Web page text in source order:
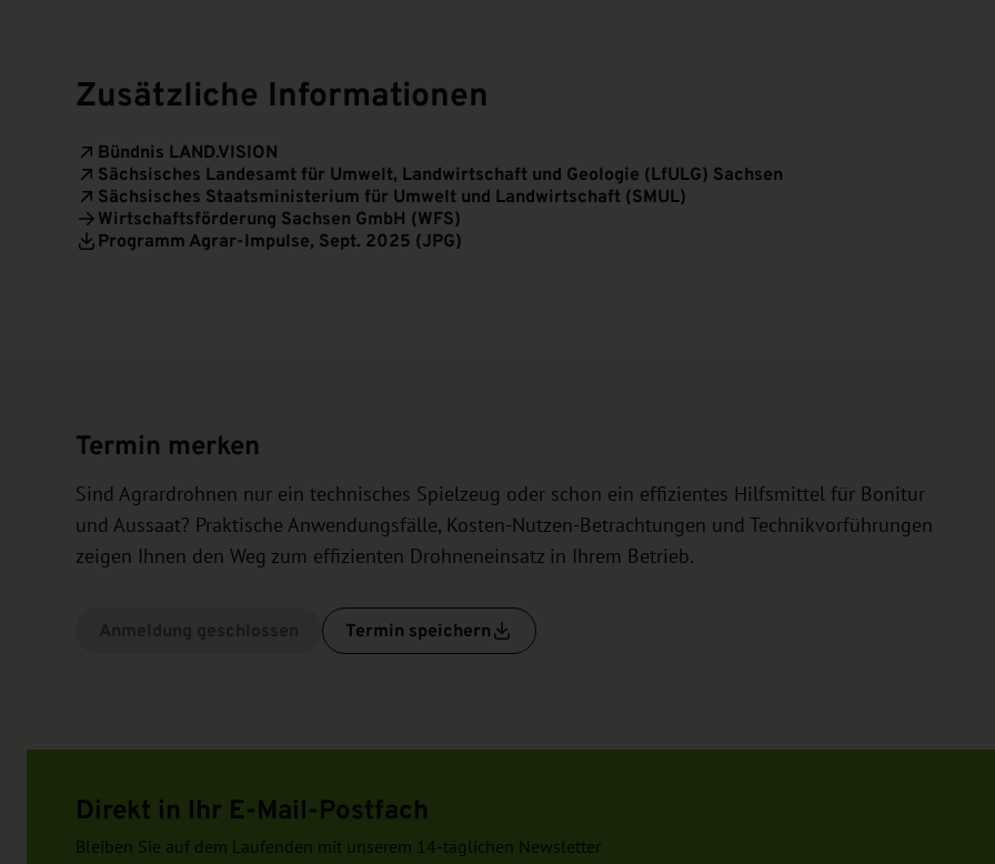
Zusätzliche Informationen
Bündnis LAND.VISION
Sächsisches Landesamt für Umwelt, Landwirtschaft und Geologie (LfULG) Sachsen
Sächsisches Staatsministerium für Umwelt und Landwirtschaft (SMUL)
Wirtschaftsförderung Sachsen GmbH (WFS)
Programm Agrar-Impulse, Sept. 2025 (JPG)
Termin merken
Sind Agrardrohnen nur ein technisches Spielzeug oder schon ein effizientes Hilfsmittel für Bonitur
und Aussaat? Praktische Anwendungsfälle, Kosten-Nutzen-Betrachtungen und Technikvorführungen
zeigen Ihnen den Weg zum effizienten Drohneneinsatz in Ihrem Betrieb.
Termin speichern
Direkt in Ihr E-Mail-Postfach
Bleiben Sie auf dem Laufenden mit unserem 14-täglichen Newsletter